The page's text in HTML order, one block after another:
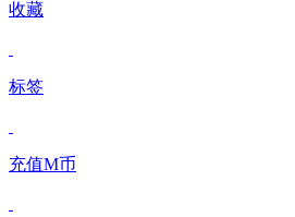
收藏
标签
充值M币